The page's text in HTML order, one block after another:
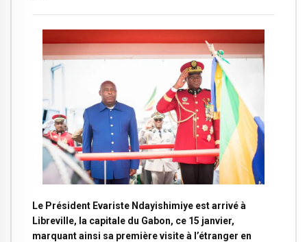
Le Président Evariste Ndayishimiye est arrivé à
Libreville, la capitale du Gabon, ce 15 janvier,
marquant ainsi sa première visite à l’étranger en